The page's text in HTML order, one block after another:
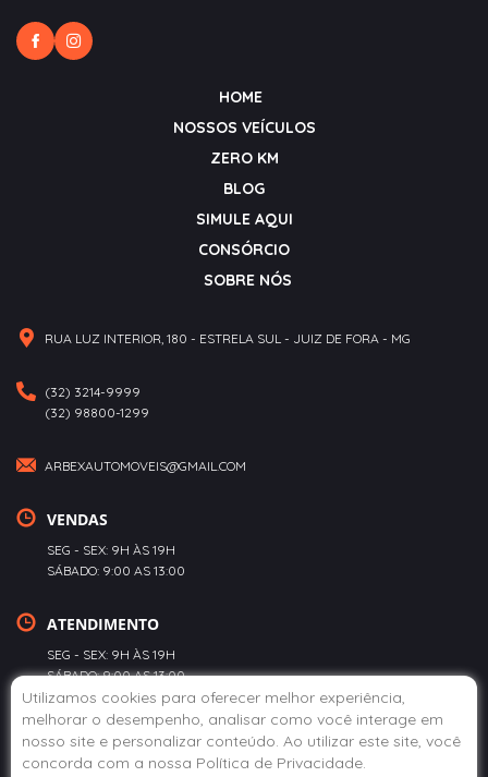
Utilizamos cookies para oferecer melhor experiência,
melhorar o desempenho, analisar como você interage em
nosso site e personalizar conteúdo. Ao utilizar este site, você
concorda com a nossa Política de Privacidade.
HOME
NOSSOS VEÍCULOS
ZERO KM
BLOG
SIMULE AQUI
CONSÓRCIO
SOBRE NÓS
RUA LUZ INTERIOR, 180 - ESTRELA SUL - JUIZ DE FORA - MG
(32) 3214-9999
(32) 98800-1299
ARBEXAUTOMOVEIS@GMAIL.COM
VENDAS
SEG - SEX: 9H ÀS 19H
SÁBADO: 9:00 AS 13:00
ATENDIMENTO
SEG - SEX: 9H ÀS 19H
SÁBADO: 9:00 AS 13:00
POLÍTICA DE PRIVACIDADE